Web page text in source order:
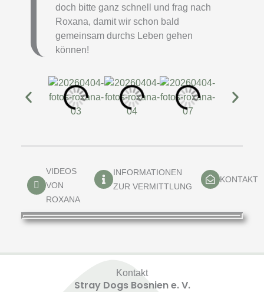
doch bitte ganz schnell und frag nach
Roxana, damit wir schon bald
gemeinsam durchs Leben gehen
können!
VIDEOS
VON
ROXANA
INFORMATIONEN
ZUR VERMITTLUNG
KONTAKT
Kontakt
Stray Dogs Bosnien e. V.